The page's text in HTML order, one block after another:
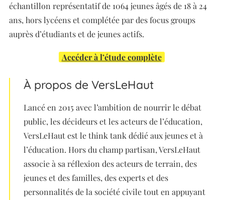
échantillon représentatif de 1064 jeunes âgés de 18 à 24
ans, hors lycéens et complétée par des focus groups
auprès d’étudiants et de jeunes actifs.
Accéder à l’étude complète
À propos de VersLeHaut
Lancé en 2015 avec l’ambition de nourrir le débat
public, les décideurs et les acteurs de l’éducation,
VersLeHaut est le think tank dédié aux jeunes et à
l’éducation. Hors du champ partisan, VersLeHaut
associe à sa réflexion des acteurs de terrain, des
jeunes et des familles, des experts et des
personnalités de la société civile tout en appuyant